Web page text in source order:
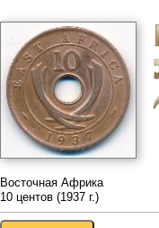
Восточная Африка
10 центов (1937 г.)